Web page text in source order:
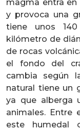
magma entra
y provoca una
tiene unos
kilómetro de
de rocas
el fondo del
cambia según
natural tiene un
ya que alberga
animales. Entre
este humedal